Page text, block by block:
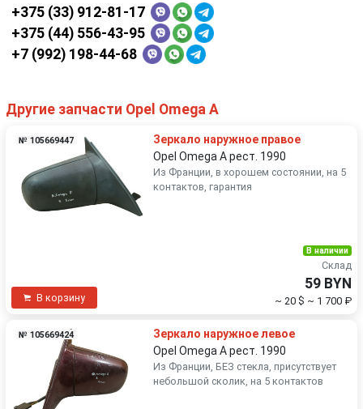
+375 (33) 912-81-17
+375 (44) 556-43-95
+7 (992) 198-44-68
Другие запчасти Opel Omega A
№ 105669447
Зеркало наружное правое
Opel Omega A рест. 1990
Из Франции, в хорошем состоянии, на 5
контактов, гарантия
В корзину
В наличии
Склад
59 BYN
~ 20 $ ~ 1 700 ₽
№ 105669424
Зеркало наружное левое
Opel Omega A рест. 1990
Из Франции, БЕЗ стекла, присутствует
небольшой сколик, на 5 контактов